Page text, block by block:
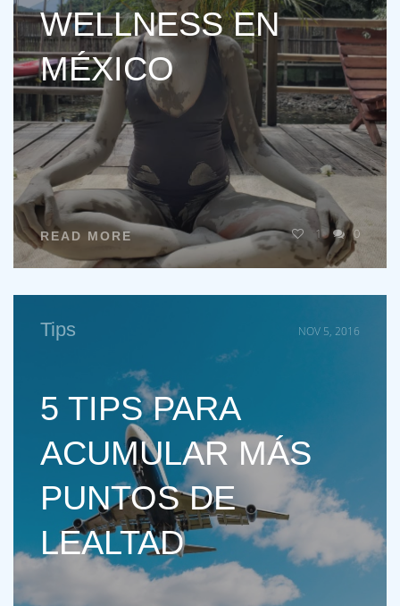
WELLNESS EN
MÉXICO
READ MORE 1 0
Tips NOV 5, 2016
5 TIPS PARA
ACUMULAR MÁS
PUNTOS DE
LEALTAD